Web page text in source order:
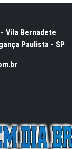
- Vila Bernadete
Paulista - SP